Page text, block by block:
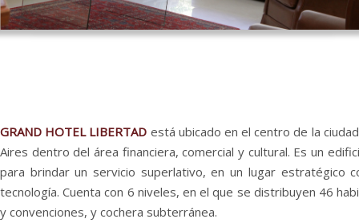
GRAND HOTEL LIBERTAD está ubicado en el centro de la
Aires dentro del área financiera, comercial y cultural. Es un
para brindar un servicio superlativo, en un lugar estratégico
tecnología. Cuenta con 6 niveles, en el que se distribuyen 46
y convenciones, y cochera subterránea.